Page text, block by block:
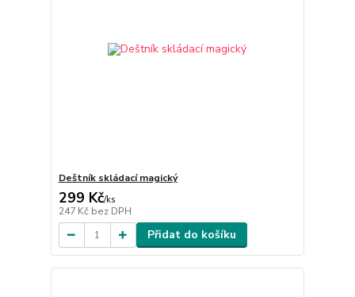
Deštník skládací magický
299 Kč/ks
247 Kč bez DPH
Přidat do košíku